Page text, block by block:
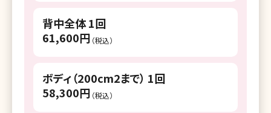
湘南美容クリニック 静岡南口院
湘南美容クリニック 浜松院
湘南美容クリニック 名古屋院
背中全体 1回
61,600円 （税込）
ボディ（200cm2まで） 1回
58,300円 （税込）